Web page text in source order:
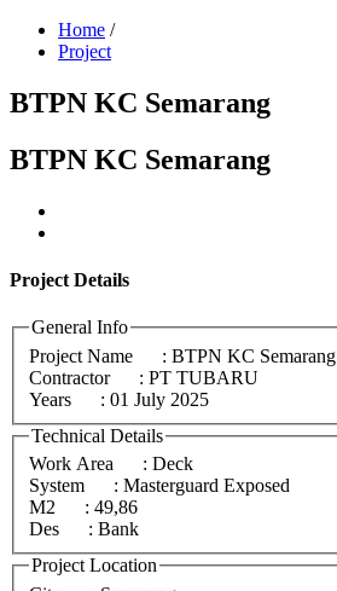
Home /
Project
BTPN KC Semarang
BTPN KC Semarang
Project Details
General Info
Project Name
: BTPN KC Semarang
Contractor
: PT TUBARU
Years
: 01 July 2025
Technical Details
Work Area
: Deck
System
: Masterguard Exposed
M2
: 49,86
Des
: Bank
Project Location